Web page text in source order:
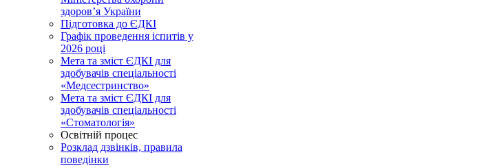
здоровʼя України
Підготовка до ЄДКІ
Графік проведення іспитів у
2026 році
Мета та зміст ЄДКІ для
здобувачів спеціальності
«Медсестринство»
Мета та зміст ЄДКІ для
здобувачів спеціальності
«Стоматологія»
Освітній процес
Розклад дзвінків, правила
поведінки